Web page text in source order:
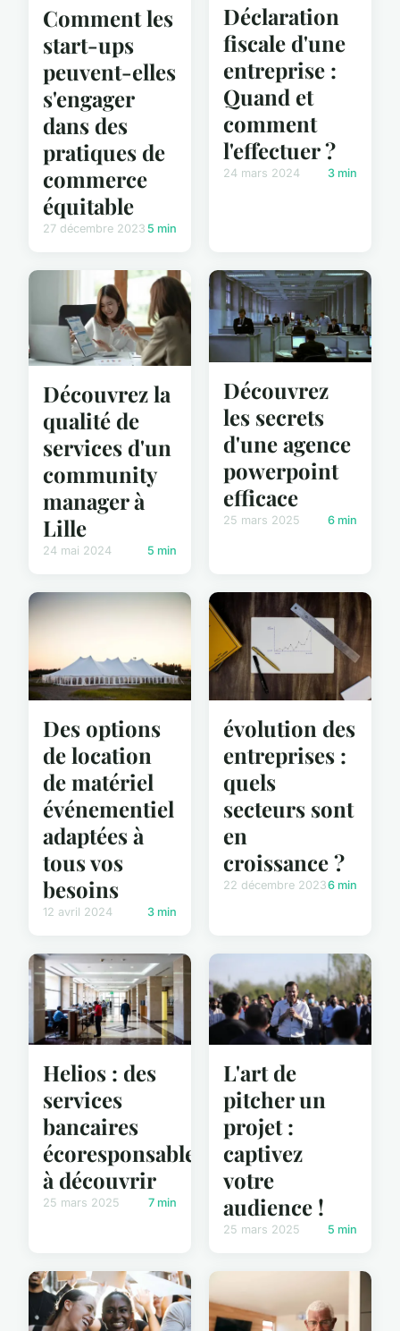
Comment les
start-ups
peuvent-elles
s'engager
dans des
pratiques de
commerce
équitable
27 décembre 2023 5 min
Déclaration
fiscale d'une
entreprise :
Quand et
comment
l'effectuer ?
24 mars 2024 3 min
Découvrez la
qualité de
services d'un
community
manager à
Lille
24 mai 2024 5 min
Découvrez
les secrets
d'une agence
powerpoint
efficace
25 mars 2025 6 min
Des options
de location
de matériel
événementiel
adaptées à
tous vos
besoins
12 avril 2024 3 min
évolution des
entreprises :
quels
secteurs sont
en
croissance ?
22 décembre 20236 min
Helios : des
services
bancaires
écoresponsables
à découvrir
25 mars 2025 7 min
L'art de
pitcher un
projet :
captivez
votre
audience !
25 mars 2025 5 min